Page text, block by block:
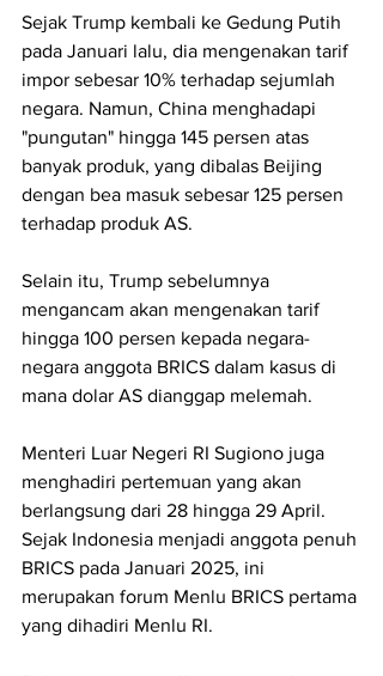
Sejak Trump kembali ke Gedung Putih
pada Januari lalu, dia mengenakan tarif
impor sebesar 10% terhadap sejumlah
negara. Namun, China menghadapi
"pungutan" hingga 145 persen atas
banyak produk, yang dibalas Beijing
dengan bea masuk sebesar 125 persen
terhadap produk AS.
Selain itu, Trump sebelumnya
mengancam akan mengenakan tarif
hingga 100 persen kepada negara-
negara anggota BRICS dalam kasus di
mana dolar AS dianggap melemah.
Menteri Luar Negeri RI Sugiono juga
menghadiri pertemuan yang akan
berlangsung dari 28 hingga 29 April.
Sejak Indonesia menjadi anggota penuh
BRICS pada Januari 2025, ini
merupakan forum Menlu BRICS pertama
yang dihadiri Menlu RI.